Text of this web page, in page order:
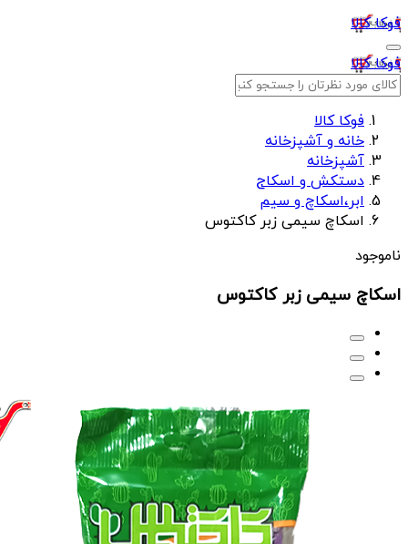
فوکا کالا
فوکا کالا
فوکا کالا
خانه و آشپزخانه
آشپزخانه
دستکش و اسکاج
ابر،اسکاچ و سیم
اسکاچ سیمی زبر کاکتوس
ناموجود
اسکاچ سیمی زبر کاکتوس